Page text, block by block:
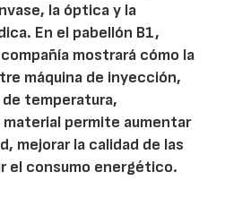
la óptica y la
En el pabellón B1,
mostrará cómo la
máquina de inyección,
temperatura,
permite aumentar
mejorar la calidad de las
el consumo energético.